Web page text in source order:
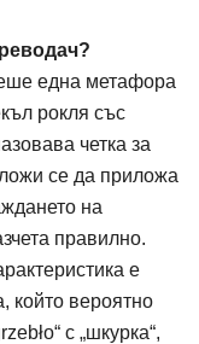
една метафора
рокля със
четка за
се да приложа
на
правилно.
е
който вероятно
с „шкурка“,